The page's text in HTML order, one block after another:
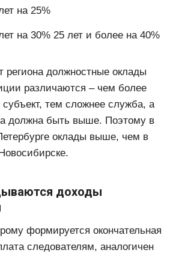
на 25%
на 30% 25 лет и более на 40%
региона должностные оклады
различаются – чем более
субъект, тем сложнее служба, а
должна быть выше. Поэтому в
оклады выше, чем в
доходы
формируется окончательная
следователям, аналогичен